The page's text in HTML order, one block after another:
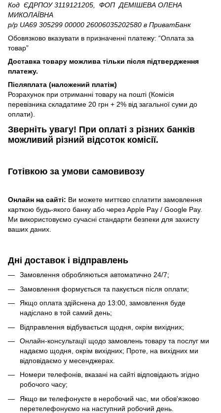
Код ЄДРПОУ 3119121205, ФОП ДЕМІШЕВА ОЛЕНА
МИКОЛАЇВНА
р/р UA69 305299 00000 26006035202580 в ПриватБанк
Обовязково вказувати в призначенні платежу: “Оплата за
товар”
Доставка товару можлива тільки після підтвердження
платежу.
Післяплата (наложений платіж)
Розрахунок при отриманні товару на пошті (Комісія
перевізника складатиме 20 грн + 2% від загальної суми до
оплати).
Зверніть увагу!​ При оплаті з різних банків
можливий різний відсоток комісії.
Готівкою за умови самовивозу
Онлайн на сайті: Ви можете миттєво сплатити замовлення
карткою будь-якого банку або через Apple Pay / Google Pay.
Ми використовуємо сучасні стандарти безпеки для захисту
ваших даних.
Дні доставок і відправлень
Замовлення обробляються автоматично 24/7;
Замовлення формується та пакується після оплати;
Якщо оплата здійснена до 13:00, замовлення буде
надіслано в той самий день;
Відправлення відбувається щодня, окрім вихідних;
Онлайн-консультації щодо замовлень товару та послуг ми
надаємо щодня, окрім вихідних; Проте, на вихідних ми
відповідаємо у месенджерах.
Номери телефонів, вказані на сайті відповідають згідно
робочого часу;
Якщо ви телефонуєте в неробочий час, ми обов'язково
перетелефонуємо на наступний робочий день.